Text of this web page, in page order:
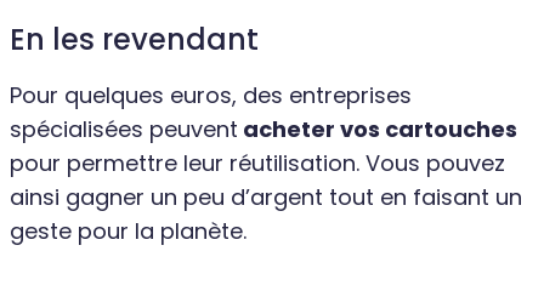
En les revendant
Pour quelques euros, des entreprises
spécialisées peuvent acheter vos cartouches
pour permettre leur réutilisation. Vous pouvez
ainsi gagner un peu d’argent tout en faisant un
geste pour la planète.